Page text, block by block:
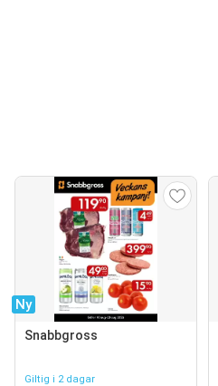
Ny
Snabbgross
Giltig i 2 dagar